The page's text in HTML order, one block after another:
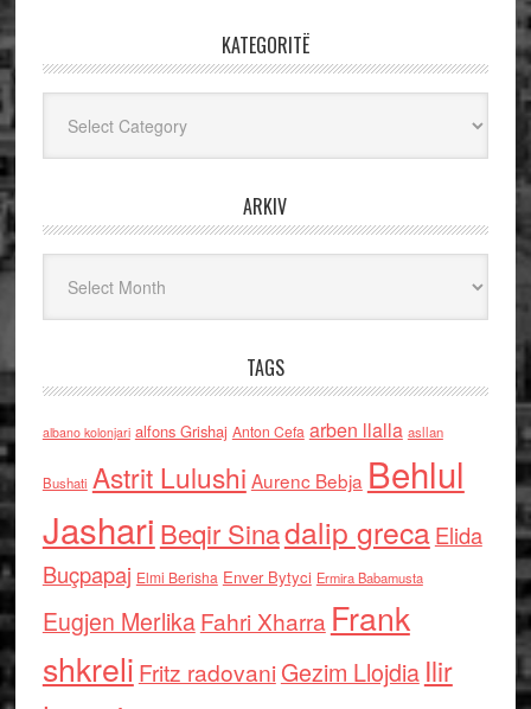
KATEGORITË
ARKIV
TAGS
albano kolonjari alfons Grishaj Anton Cefa arben llalla asllan
Bushati Astrit Lulushi Aurenc Bebja Behlul
Jashari Beqir Sinadalip grecaElida
Buçpapaj Elmi Berisha Enver Bytyci Ermira Babamusta
Eugjen MerlikaFahri Xharra Frank
shkreli Fritz radovaniGezim Llojdia Ilir